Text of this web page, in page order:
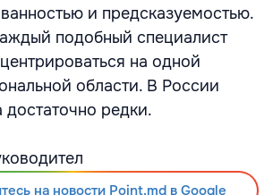
и предсказуемостью.
подобный специалист
на одной
области. В России
достаточно редки.
на новости Point.md в Google